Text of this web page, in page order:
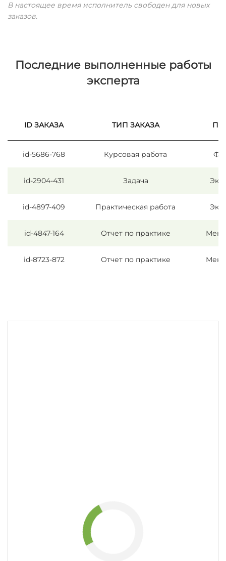
В настоящее время исполнитель свободен для новых
заказов.
Последние выполненные работы
эксперта
ID ЗАКАЗА ТИП ЗАКАЗА
id-5686-768 Курсовая работа
id-2904-431 Задача
id-4897-409 Практическая работа
id-4847-164 Отчет по практике
id-8723-872 Отчет по практике